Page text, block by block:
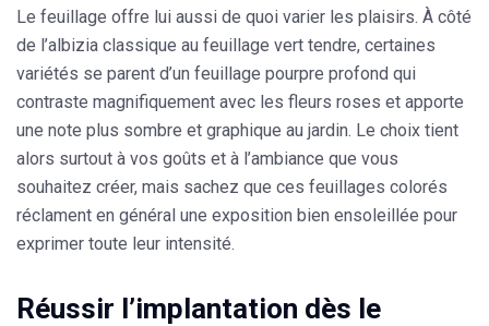
Le feuillage offre lui aussi de quoi varier les plaisirs. À côté
de l’albizia classique au feuillage vert tendre, certaines
variétés se parent d’un feuillage pourpre profond qui
contraste magnifiquement avec les fleurs roses et apporte
une note plus sombre et graphique au jardin. Le choix tient
alors surtout à vos goûts et à l’ambiance que vous
souhaitez créer, mais sachez que ces feuillages colorés
réclament en général une exposition bien ensoleillée pour
exprimer toute leur intensité.
Réussir l’implantation dès le